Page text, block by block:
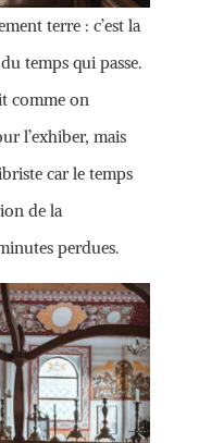
terre : c’est la
temps qui passe.
comme on
l’exhiber, mais
car le temps
de la
perdues.